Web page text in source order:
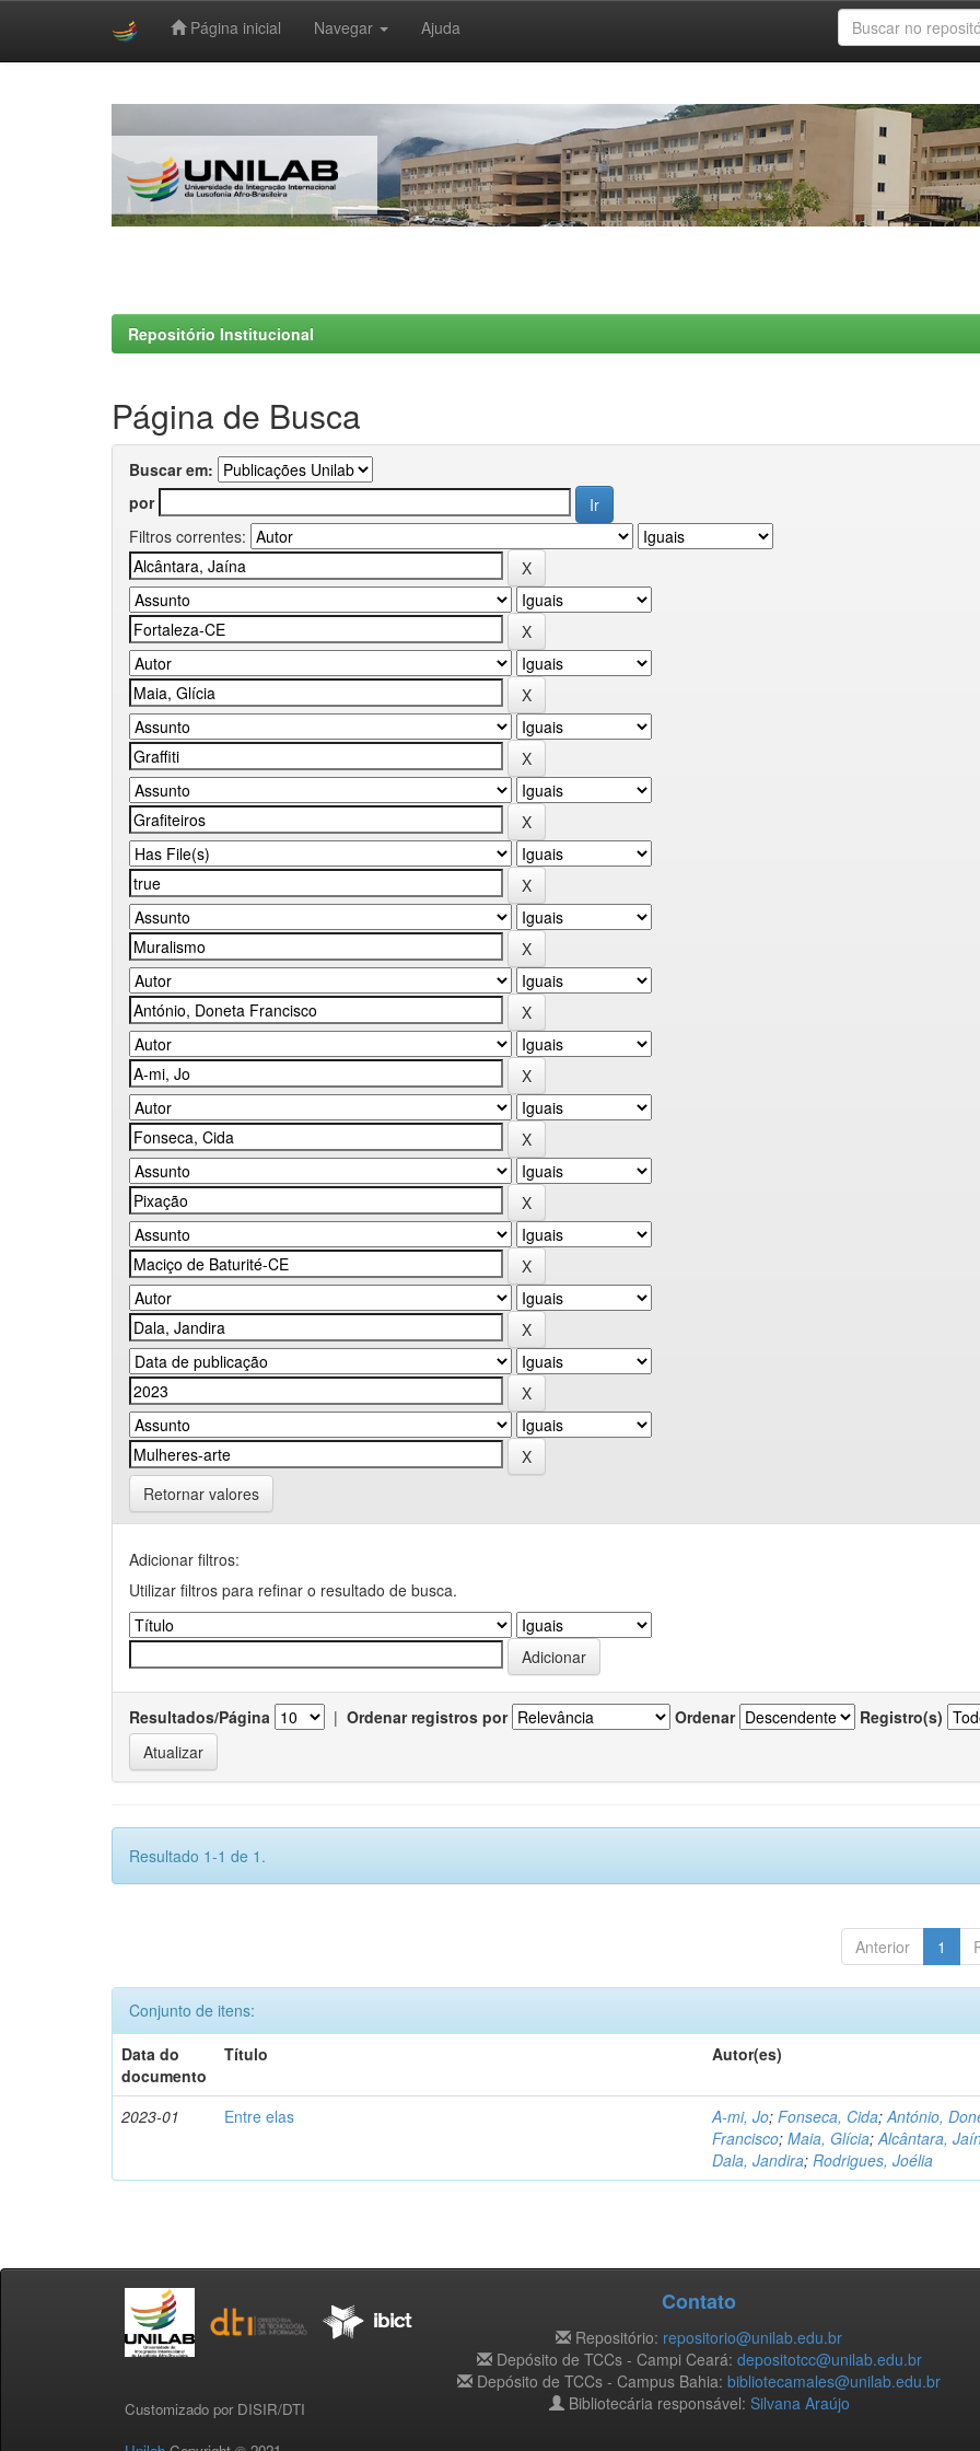
Página inicial Navegar Ajuda
Repositório Institucional
Página de Busca
Buscar em:
por
Filtros correntes:
Retornar valores
Adicionar filtros:
Utilizar filtros para refinar o resultado de busca.
Resultados/Página | Ordenar registros por Ordenar Registro(s)
Resultado 1-1 de 1.
Anterior 1
Conjunto de itens:
Data do
documento
Título Autor(es)
2023-01 Entre elas A-mi, Jo;Fonseca, Cida;António,
Francisco;Maia, Glícia;Alcântara,
Dala, Jandira;Rodrigues, Joélia
Customizado por DISIR/DTI
Contato
Repositório: repositorio@unilab.edu.br
Depósito de TCCs - Campi Ceará: depositotcc@unilab.edu.br
Depósito de TCCs - Campus Bahia: bibliotecamales@unilab.edu.br
Bibliotecária responsável: Silvana Araújo